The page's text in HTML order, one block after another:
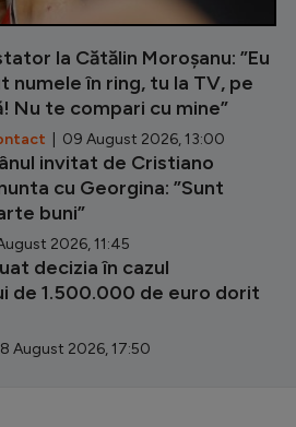
la Cătălin Moroșanu: ”Eu
numele în ring, tu la TV, pe
Nu te compari cu mine”
| 09 August 2026, 13:00
invitat de Cristiano
cu Georgina: ”Sunt
buni”
2026, 11:45
decizia în cazul
de 1.500.000 de euro dorit
August 2026, 17:50